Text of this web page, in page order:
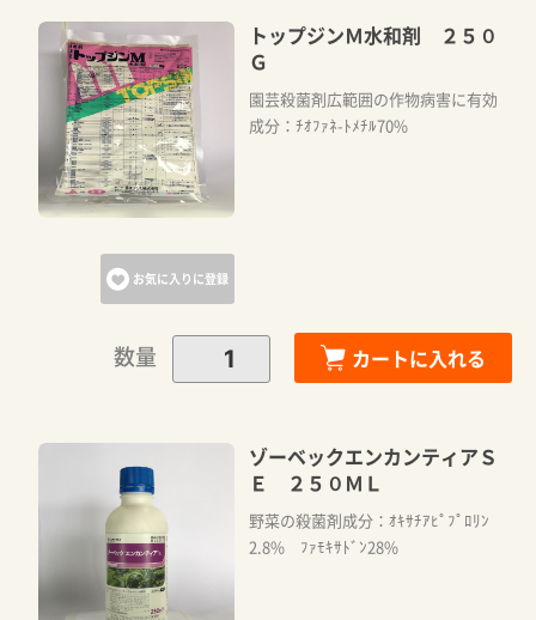
お気に入りに登録
トップジンＭ水和剤 ２５０
Ｇ
園芸殺菌剤広範囲の作物病害に有効
成分：ﾁｵﾌｧﾈ-ﾄﾒﾁﾙ70%
数量 カートに入れる
ゾーベックエンカンティアＳ
Ｅ ２５０ＭＬ
野菜の殺菌剤成分：ｵｷｻﾁｱﾋﾟﾌﾟﾛﾘﾝ
2.8% ﾌｧﾓｷｻﾄﾞﾝ28%